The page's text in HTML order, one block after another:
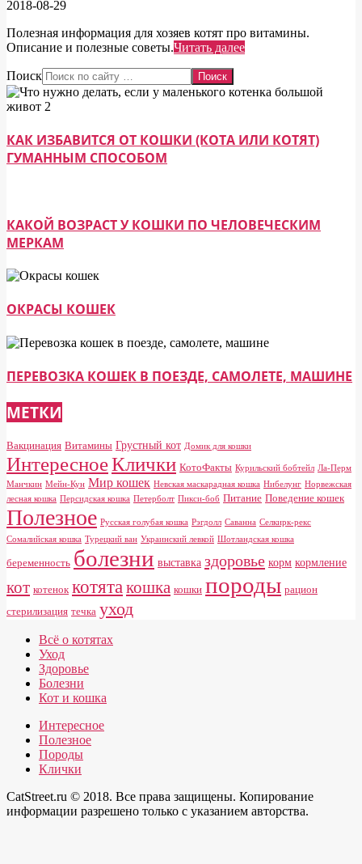
2018-08-29
Полезная информация для хозяев котят про витамины.
Описание и полезные советы.Читать далее
Поиск
КАК ИЗБАВИТСЯ ОТ КОШКИ (КОТА ИЛИ КОТЯТ)
ГУМАННЫМ СПОСОБОМ
КАКОЙ ВОЗРАСТ У КОШКИ ПО ЧЕЛОВЕЧЕСКИМ
МЕРКАМ
ОКРАСЫ КОШЕК
ПЕРЕВОЗКА КОШЕК В ПОЕЗДЕ, САМОЛЕТЕ, МАШИНЕ
МЕТКИ
Вакцинация Витамины Грустный кот Домик для кошки
ИнтересноеКлички КотоФакты Курильский бобтейл Ла-Перм
Манчкин Мейн-Кун Мир кошек Невская маскарадная кошка Нибелунг Норвежская
лесная кошка Персидская кошка Петерболт Пикси-боб Питание Поведение кошек
Полезное Русская голубая кошка Рэгдолл Саванна Селкирк-рекс
Сомалийская кошка Турецкий ван Украинский левкой Шотландская кошка
беременность болезни выставка здоровье корм кормление
кот котенок котята кошка кошки породы рацион
стерилизация течка уход
Всё о котятах
Уход
Здоровье
Болезни
Кот и кошка
Интересное
Полезное
Породы
Клички
CatStreet.ru © 2018. Все права защищены. Копирование
информации разрешено только с указанием авторства.